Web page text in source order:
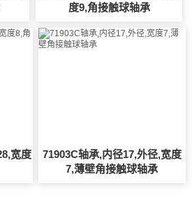
度9,角接触球轴承
宽度
71903C轴承,内径17,外径,宽度
7,薄壁角接触球轴承